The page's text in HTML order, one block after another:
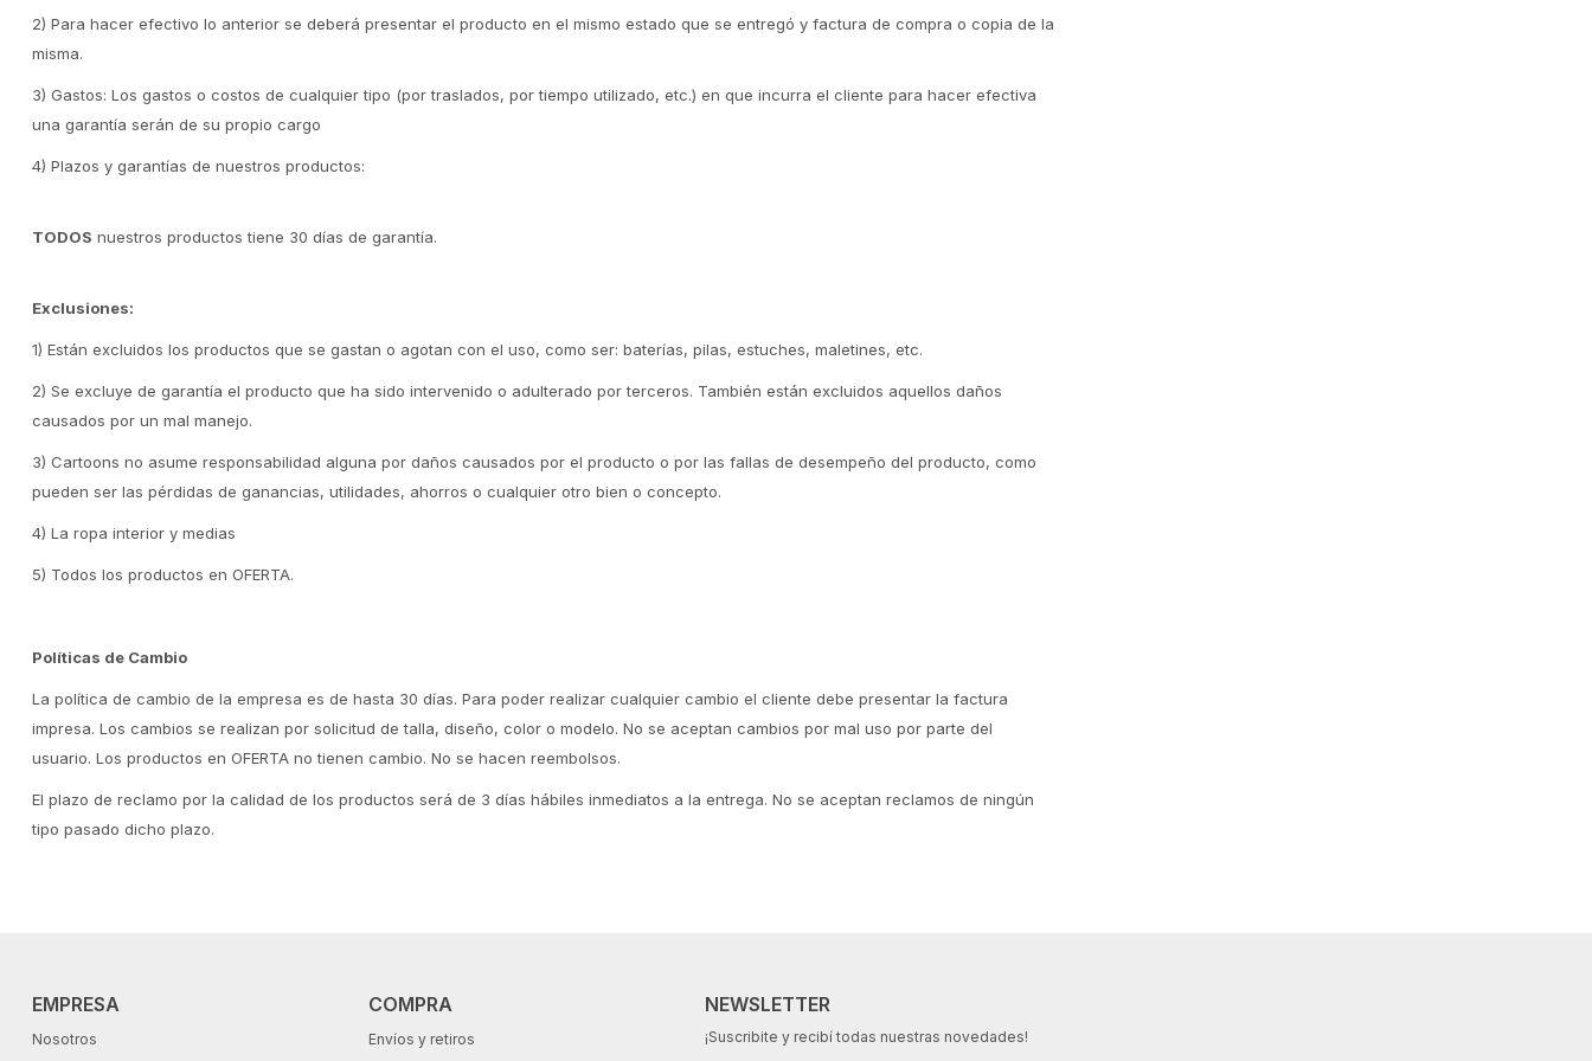
2) Para hacer efectivo lo anterior se deberá presentar el producto en el mismo estado que se entregó y factura de compra o copia de la
misma.
3) Gastos: Los gastos o costos de cualquier tipo (por traslados, por tiempo utilizado, etc.) en que incurra el cliente para hacer efectiva
una garantía serán de su propio cargo
4) Plazos y garantías de nuestros productos:
TODOS nuestros productos tiene 30 días de garantía.
Exclusiones:
1) Están excluidos los productos que se gastan o agotan con el uso, como ser: baterías, pilas, estuches, maletines, etc.
2) Se excluye de garantía el producto que ha sido intervenido o adulterado por terceros. También están excluidos aquellos daños
causados por un mal manejo.
3) Cartoons no asume responsabilidad alguna por daños causados por el producto o por las fallas de desempeño del producto, como
pueden ser las pérdidas de ganancias, utilidades, ahorros o cualquier otro bien o concepto.
4) La ropa interior y medias
5) Todos los productos en OFERTA.
Políticas de Cambio
La política de cambio de la empresa es de hasta 30 días. Para poder realizar cualquier cambio el cliente debe presentar la factura
impresa. Los cambios se realizan por solicitud de talla, diseño, color o modelo. No se aceptan cambios por mal uso por parte del
usuario. Los productos en OFERTA no tienen cambio. No se hacen reembolsos.
El plazo de reclamo por la calidad de los productos será de 3 días hábiles inmediatos a la entrega. No se aceptan reclamos de ningún
tipo pasado dicho plazo.
EMPRESA
Nosotros
COMPRA
Envíos y retiros
NEWSLETTER
¡Suscribite y recibí todas nuestras novedades!